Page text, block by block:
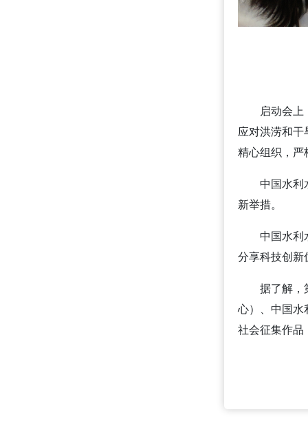
启动会
应对洪涝和干
精心组织，严
中国水利
新举措。
中国水利
分享科技创新
据了解，
心）、中国水
社会征集作品